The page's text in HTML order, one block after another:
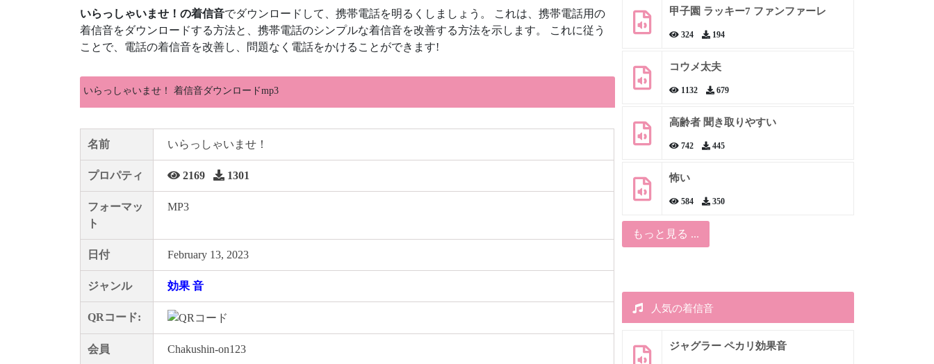
いらっしゃいませ！の着信音でダウンロードして、携帯電話を明るくしましょう。 これは、携帯電話用の
着信音をダウンロードする方法と、携帯電話のシンプルな着信音を改善する方法を示します。 これに従う
ことで、電話の着信音を改善し、問題なく電話をかけることができます!
いらっしゃいませ！ 着信音ダウンロードmp3
名前 いらっしゃいませ！
プロパティ 2169 1301
フォーマッ
ト
MP3
日付 February 13, 2023
ジャンル 効果 音
QRコード:
会員 Chakushin-on123
甲子園 ラッキー7 ファンファーレ
324 194
コウメ太夫
1132 679
高齢者 聞き取りやすい
742 445
怖い
584 350
もっと見る ...
人気の着信音
ジャグラー ペカリ効果音